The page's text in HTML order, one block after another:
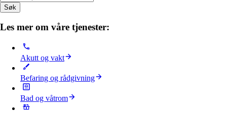
Søk
Les mer om våre tjenester:
Akutt og vakt
Befaring og rådgivning
Bad og våtrom